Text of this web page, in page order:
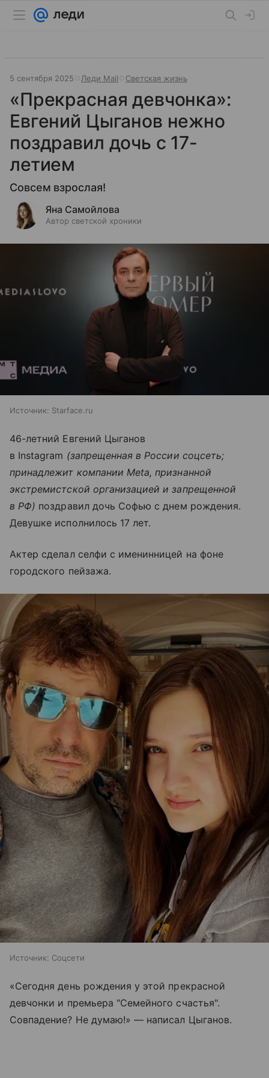
5 сентября 2025 Леди Mail Светская жизнь
«Прекрасная девчонка»:
Евгений Цыганов нежно
поздравил дочь с 17-
летием
Совсем взрослая!
Яна Самойлова
Автор светской хроники
Источник: Starface.ru
46-летний Евгений Цыганов
в Instagram (запрещенная в России соцсеть;
принадлежит компании Meta, признанной
экстремистской организацией и запрещенной
в РФ) поздравил дочь Софью с днем рождения.
Девушке исполнилось 17 лет.
Актер сделал селфи с именинницей на фоне
городского пейзажа.
Источник: Соцсети
«Сегодня день рождения у этой прекрасной
девчонки и премьера "Семейного счастья".
Совпадение? Не думаю!» — написал Цыганов.